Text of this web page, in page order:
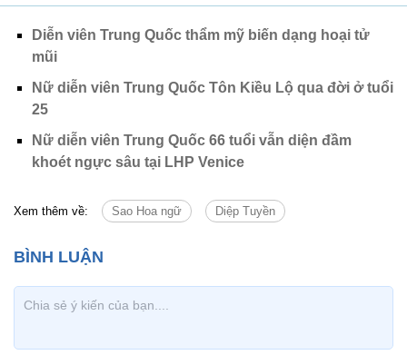
Diễn viên Trung Quốc thẩm mỹ biến dạng hoại tử
mũi
Nữ diễn viên Trung Quốc Tôn Kiều Lộ qua đời ở tuổi
25
Nữ diễn viên Trung Quốc 66 tuổi vẫn diện đầm
khoét ngực sâu tại LHP Venice
Xem thêm về: Sao Hoa ngữ Diệp Tuyền